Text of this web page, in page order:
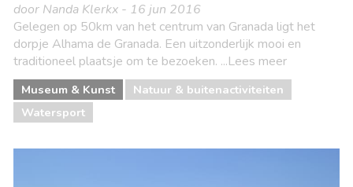
door Nanda Klerkx - 16 jun 2016
Gelegen op 50km van het centrum van Granada ligt het
dorpje Alhama de Granada. Een uitzonderlijk mooi en
traditioneel plaatsje om te bezoeken. ...Lees meer
Museum & Kunst
Natuur & buitenactiviteiten
Watersport